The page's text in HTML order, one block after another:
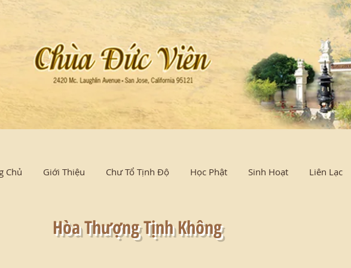
Chủ Giới Thiệu Chư Tổ Tịnh Độ Học Phật Sinh Hoạt Liên Lạc
Hòa Thượng Tịnh Không